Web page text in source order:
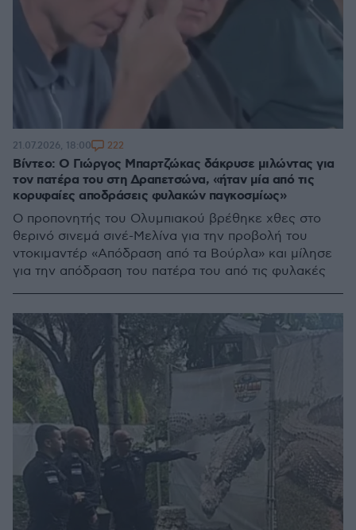
Βίντεο: Ο Γιώργος Μπαρτζώκας δάκρυσε μιλώντας για
τον πατέρα του στη Δραπετσώνα, «ήταν μία από τις
κορυφαίες αποδράσεις φυλακών παγκοσμίως»
Ο προπονητής του Ολυμπιακού βρέθηκε χθες στο
θερινό σινεμά σινέ-Μελίνα για την προβολή του
ντοκιμαντέρ «Απόδραση από τα Βούρλα» και μίλησε
για την απόδραση του πατέρα του από τις φυλακές
21.07.2026, 18:00 222